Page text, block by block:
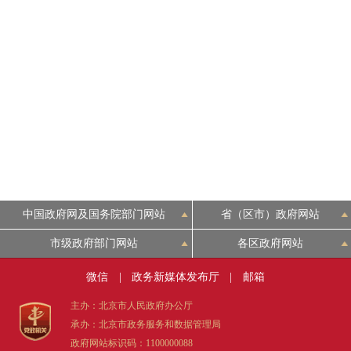
中国政府网及国务院部门网站 省（区市）政府网站
市级政府部门网站 各区政府网站
微信 政务新媒体发布厅 邮箱
主办：北京市人民政府办公厅
承办：北京市政务服务和数据管理局
政府网站标识码：1100000088